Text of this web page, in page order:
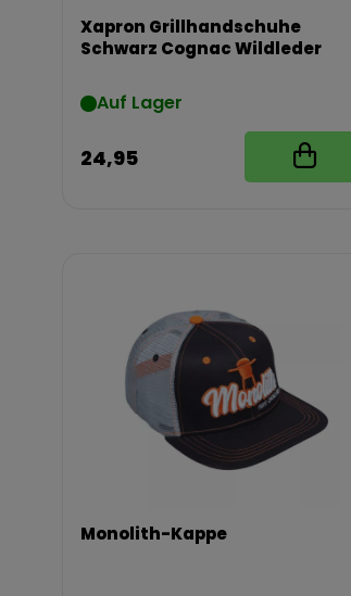
Xapron Grillhandschuhe
Schwarz Cognac Wildleder
Auf Lager
24,95
Monolith-Kappe